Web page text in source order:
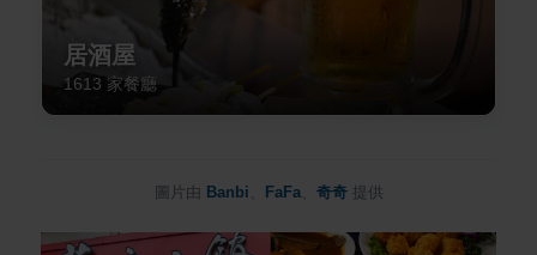
居酒屋
1613 家餐廳
圖片由 Banbi FaFa、 奇奇提供